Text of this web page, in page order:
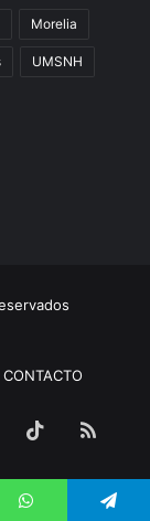
Morelia
UMSNH
CONTACTO
TikTokRSS